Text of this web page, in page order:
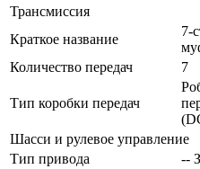
Трансмиссия
Краткое название
7-
Количество передач
7
Тип коробки передач
Шасси и рулевое управление
Тип привода
--